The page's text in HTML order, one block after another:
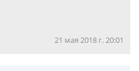
21 мая 2018 г. 20:01